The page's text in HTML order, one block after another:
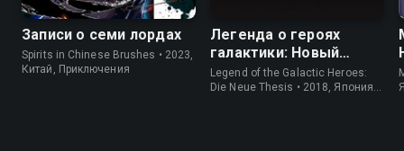
Записи о семи лордах
Spirits in Chinese Brushes • 2023,
Китай, Приключения
Легенда о героях
галактики: Новый
тезис
Legend of the Galactic Heroes:
Die Neue Thesis • 2018, Япония,